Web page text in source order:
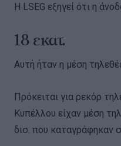
Η LSEG εξηγεί ότι η
18 εκατ.
Αυτή ήταν η μέση
Πρόκειται για ρεκόρ
Κυπέλλου είχαν μέση
δισ. που καταγράφηκαν